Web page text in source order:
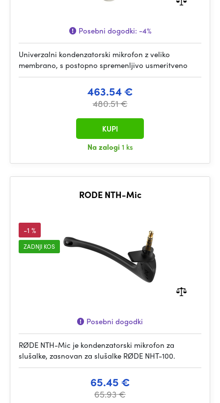
Posebni dogodki: -4%
Univerzalni kondenzatorski mikrofon z veliko
membrano, s postopno spremenljivo usmeritveno
463.54 €
480.51 €
Na zalogi 1 ks
KUPI
RODE NTH-Mic
-1 %
ZADNJI KOS
Posebni dogodki
RØDE NTH-Mic je kondenzatorski mikrofon za
slušalke, zasnovan za slušalke RØDE NHT-100.
65.45 €
65.93 €